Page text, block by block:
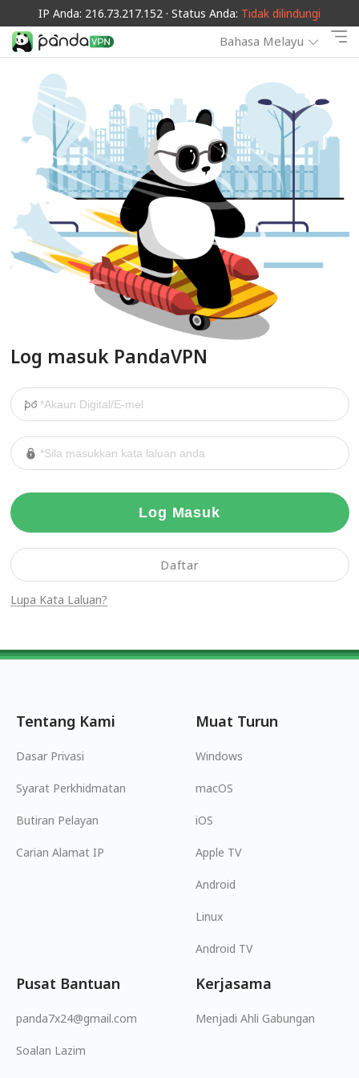
IP Anda: 216.73.217.152 · Status Anda: Tidak dilindungi
Bahasa Melayu
Log masuk PandaVPN
Log Masuk
Lupa Kata Laluan?
Daftar
Tentang Kami
Dasar Privasi
Syarat Perkhidmatan
Butiran Pelayan
Carian Alamat IP
Muat Turun
Windows
macOS
iOS
Apple TV
Android
Linux
Android TV
Pusat Bantuan
panda7x24@gmail.com
Soalan Lazim
Kerjasama
Menjadi Ahli Gabungan